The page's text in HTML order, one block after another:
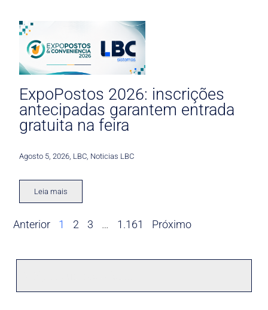
ExpoPostos 2026: inscrições
antecipadas garantem entrada
gratuita na feira
Agosto 5, 2026 LBC Noticias LBC
Leia mais
Anterior 1 2 3 … 1.161 Próximo